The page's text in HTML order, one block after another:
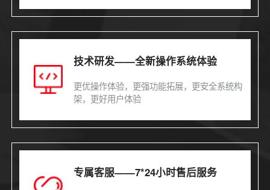
技术研发——全新操作系统体验
更优操作体验，更强功能拓展，更安全系统构
架，更好用户体验
专属客服——7*24小时售后服务